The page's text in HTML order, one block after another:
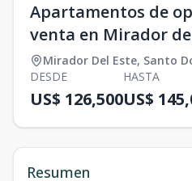
Apartamentos de
venta en Mirador
Mirador Del Este, Santo
DESDE
US$ 126,500
HASTA
US$
Resumen